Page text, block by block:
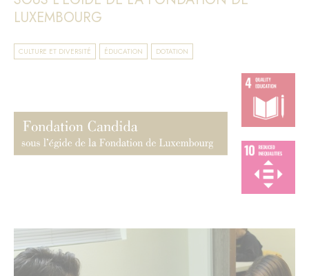
LUXEMBOURG
CULTURE ET DIVERSITÉ ÉDUCATION DOTATION